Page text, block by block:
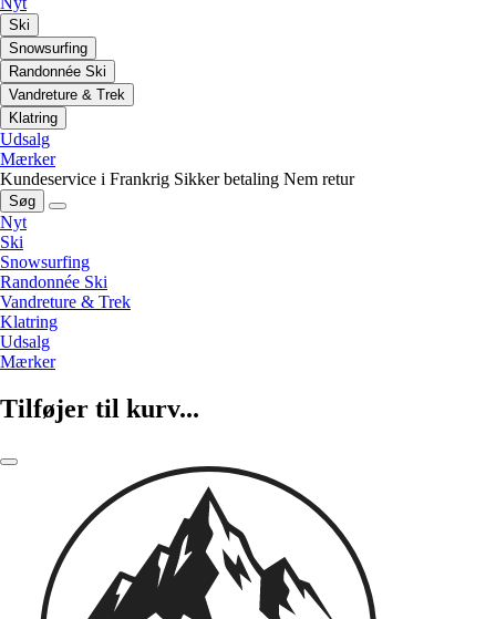
Ski
Snowsurfing
Randonnée Ski
Vandreture & Trek
Klatring
Udsalg
Mærker
Kundeservice i Frankrig Sikker betaling Nem retur
Søg
Nyt
Ski
Snowsurfing
Randonnée Ski
Vandreture & Trek
Klatring
Udsalg
Mærker
Tilføjer til kurv...